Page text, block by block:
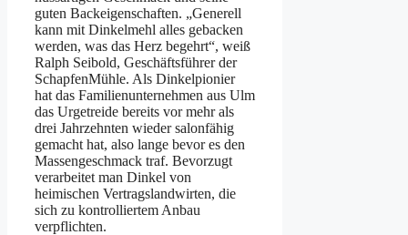
guten Backeigenschaften. „Generell
kann mit Dinkelmehl alles gebacken
werden, was das Herz begehrt“, weiß
Ralph Seibold, Geschäftsführer der
SchapfenMühle. Als Dinkelpionier
hat das Familienunternehmen aus Ulm
das Urgetreide bereits vor mehr als
drei Jahrzehnten wieder salonfähig
gemacht hat, also lange bevor es den
Massengeschmack traf. Bevorzugt
verarbeitet man Dinkel von
heimischen Vertragslandwirten, die
sich zu kontrolliertem Anbau
verpflichten.